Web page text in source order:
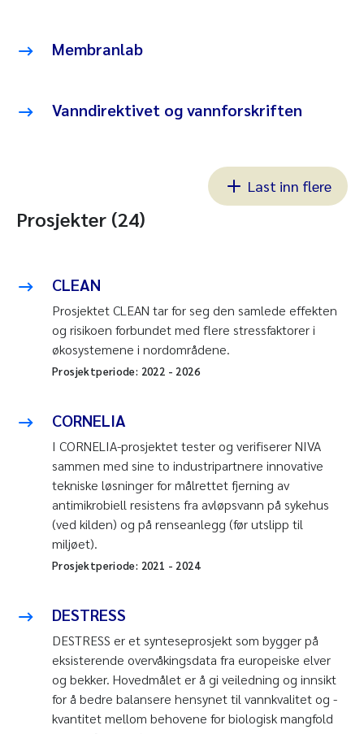
Membranlab
Vanndirektivet og vannforskriften
Last inn flere
Prosjekter (24)
CLEAN
Prosjektet CLEAN tar for seg den samlede effekten
og risikoen forbundet med flere stressfaktorer i
økosystemene i nordområdene.
Prosjektperiode: 2022 - 2026
CORNELIA
I CORNELIA-prosjektet tester og verifiserer NIVA
sammen med sine to industripartnere innovative
tekniske løsninger for målrettet fjerning av
antimikrobiell resistens fra avløpsvann på sykehus
(ved kilden) og på renseanlegg (før utslipp til
miljøet).
Prosjektperiode: 2021 - 2024
DESTRESS
DESTRESS er et synteseprosjekt som bygger på
eksisterende overvåkingsdata fra europeiske elver
og bekker. Hovedmålet er å gi veiledning og innsikt
for å bedre balansere hensynet til vannkvalitet og -
kvantitet mellom behovene for biologisk mangfold